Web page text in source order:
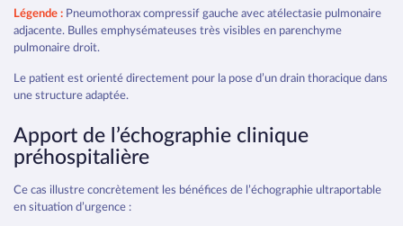
Légende : Pneumothorax compressif gauche avec atélectasie pulmonaire
adjacente. Bulles emphysémateuses très visibles en parenchyme
pulmonaire droit.
Le patient est orienté directement pour la pose d’un drain thoracique dans
une structure adaptée.
Apport de l’échographie clinique
préhospitalière
Ce cas illustre concrètement les bénéfices de l’échographie ultraportable
en situation d’urgence :